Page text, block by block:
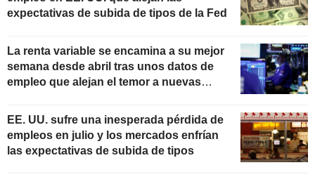
expectativas de subida de tipos de la Fed
La renta variable se encamina a su mejor
semana desde abril tras unos datos de
empleo que alejan el temor a nuevas
EE. UU. sufre una inesperada pérdida de
empleos en julio y los mercados enfrían
las expectativas de subida de tipos